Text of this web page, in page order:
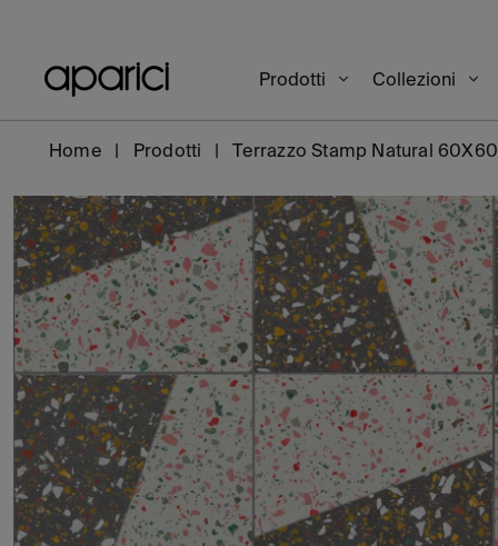
Prodotti Collezioni
Home Prodotti Terrazzo Stamp Natural 60X60